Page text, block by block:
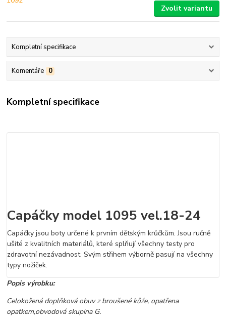
Zvolit variantu
Kompletní specifikace
Komentáře 0
Kompletní specifikace
Capáčky model 1095 vel.18-24
Capáčky jsou boty určené k prvním dětským krůčkům. Jsou ručně
ušité z kvalitních materiálů, které splňují všechny testy pro
zdravotní nezávadnost. Svým střihem výborně pasují na všechny
typy nožiček.
Popis výrobku:
Celokožená doplňková obuv z broušené kůže, opatřena
opatkem,obvodová skupina G.